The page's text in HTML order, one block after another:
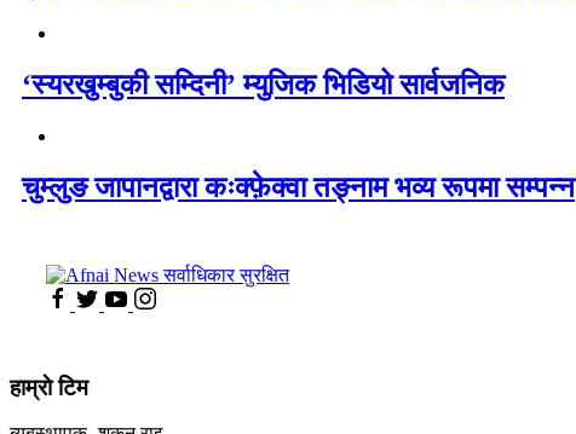
‘स्यरखुम्बुकी सम्दिनी’ म्युजिक भिडियो सार्वजनिक
चुम्लुङ जापानद्वारा कःक्फ़ेक्वा तङ्नाम भव्य रूपमा सम्पन्न
हाम्राे टिम